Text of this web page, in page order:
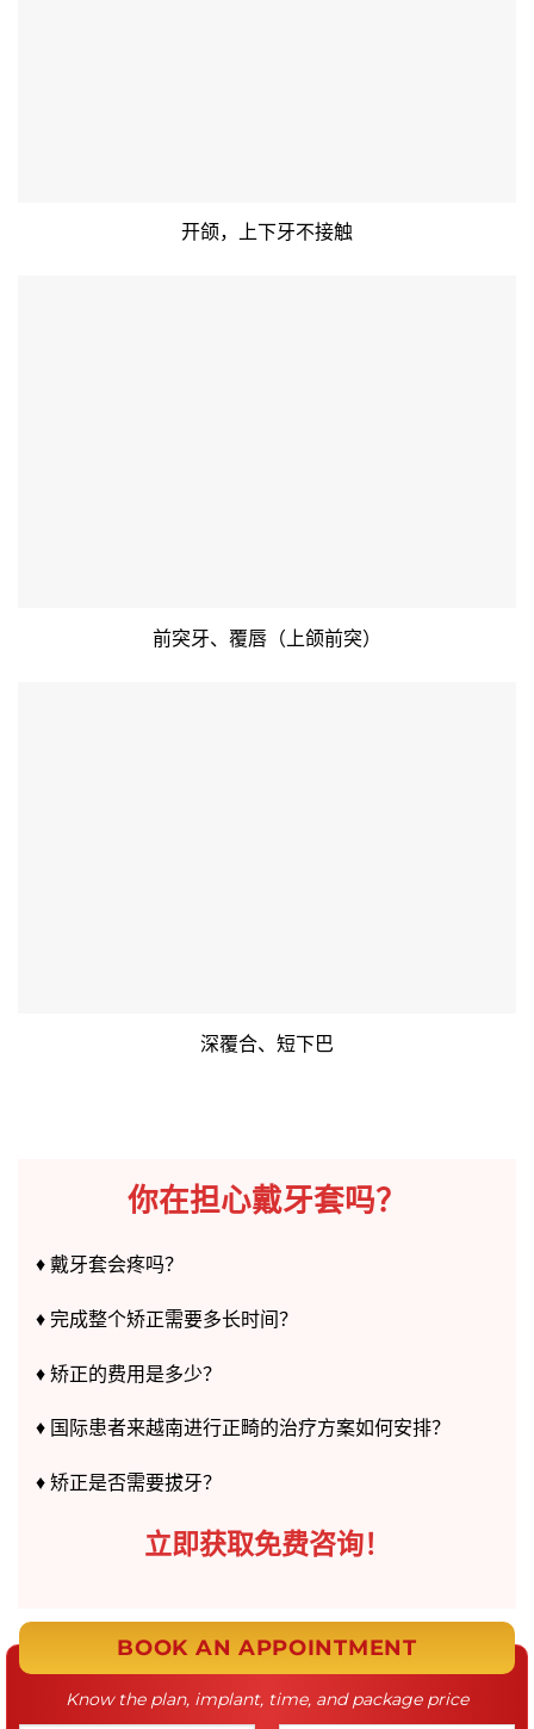
开颌，上下牙不接触
前突牙、覆唇（上颌前突）
深覆合、短下巴
你在担心戴牙套吗？
♦️ 戴牙套会疼吗？
♦️ 完成整个矫正需要多长时间？
♦️ 矫正的费用是多少？
♦️ 国际患者来越南进行正畸的治疗方案如何安排？
♦️ 矫正是否需要拔牙？
立即获取免费咨询！
BOOK AN APPOINTMENT
Know the plan, implant, time, and package price